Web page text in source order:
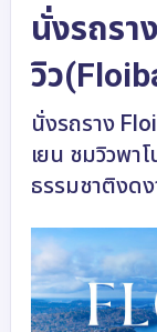
นั่งรถรา
วิว
นั่งรถราง
เยน ชมวิวพา
ธรรมชาติงด